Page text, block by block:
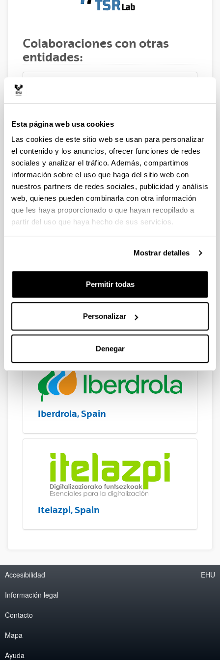
Esta página web usa cookies
Las cookies de este sitio web se usan para personalizar
el contenido y los anuncios, ofrecer funciones de redes
sociales y analizar el tráfico. Además, compartimos
información sobre el uso que haga del sitio web con
nuestros partners de redes sociales, publicidad y análisis
web, quienes pueden combinarla con otra información
que les haya proporcionado o que hayan recopilado a
partir del uso que haya hecho de sus servicios.
Mostrar detalles
Permitir todas
Personalizar
Denegar
Colaboraciones con otras
entidades:
Telecommunications Research
Institute), Korea
CRC (Communications Research
Center), Canada
Ikerlan, Spain
Iberdrola, Spain
Itelazpi, Spain
Accesibilidad
Información legal
Contacto
Mapa
Ayuda
EHU